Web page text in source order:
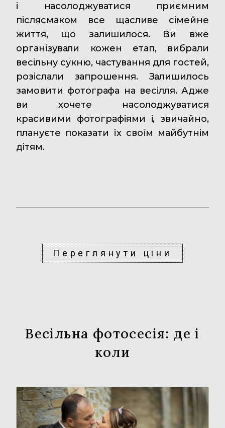
і насолоджуватися приємним
післясмаком все щасливе сімейне
життя, що залишилося. Ви вже
організували кожен етап, вибрали
весільну сукню, частування для гостей,
розіслали запрошення. Залишилось
замовити фотографа на весілля. Адже
ви хочете насолоджуватися
красивими фотографіями і, звичайно,
плануєте показати їх своїм майбутнім
дітям.
Переглянути ціни
Весільна фотосесія: де і
коли